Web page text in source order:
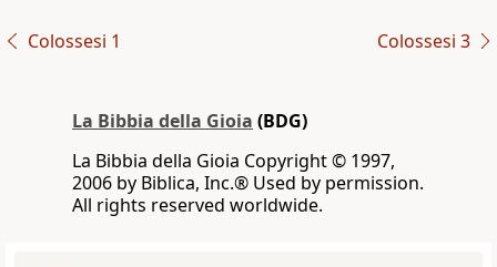
Colossesi 1 Colossesi 3
La Bibbia della Gioia (BDG)
La Bibbia della Gioia Copyright © 1997,
2006 by Biblica, Inc.® Used by permission.
All rights reserved worldwide.